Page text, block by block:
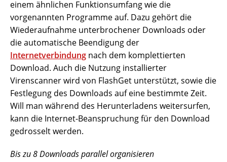
einem ähnlichen Funktionsumfang wie die
vorgenannten Programme auf. Dazu gehört die
Wiederaufnahme unterbrochener Downloads oder
die automatische Beendigung der
Internetverbindung nach dem komplettierten
Download. Auch die Nutzung installierter
Virenscanner wird von FlashGet unterstützt, sowie die
Festlegung des Downloads auf eine bestimmte Zeit.
Will man während des Herunterladens weitersurfen,
kann die Internet-Beanspruchung für den Download
gedrosselt werden.
Bis zu 8 Downloads parallel organisieren